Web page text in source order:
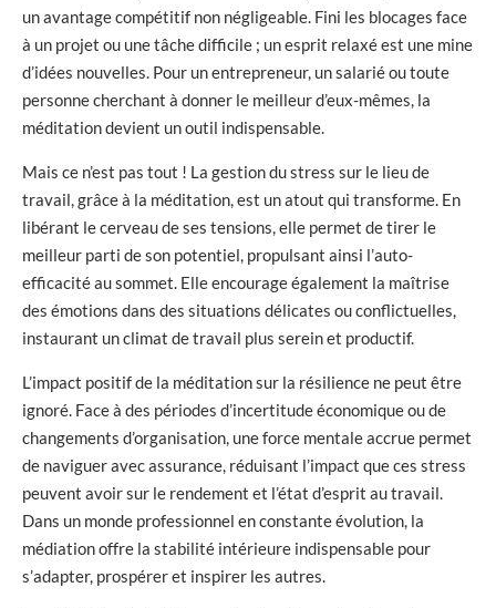
un avantage compétitif non négligeable. Fini les blocages face
à un projet ou une tâche difficile ; un esprit relaxé est une mine
d’idées nouvelles. Pour un entrepreneur, un salarié ou toute
personne cherchant à donner le meilleur d’eux-mêmes, la
méditation devient un outil indispensable.
Mais ce n’est pas tout ! La gestion du stress sur le lieu de
travail, grâce à la méditation, est un atout qui transforme. En
libérant le cerveau de ses tensions, elle permet de tirer le
meilleur parti de son potentiel, propulsant ainsi l’auto-
efficacité au sommet. Elle encourage également la maîtrise
des émotions dans des situations délicates ou conflictuelles,
instaurant un climat de travail plus serein et productif.
L’impact positif de la méditation sur la résilience ne peut être
ignoré. Face à des périodes d’incertitude économique ou de
changements d’organisation, une force mentale accrue permet
de naviguer avec assurance, réduisant l’impact que ces stress
peuvent avoir sur le rendement et l’état d’esprit au travail.
Dans un monde professionnel en constante évolution, la
médiation offre la stabilité intérieure indispensable pour
s’adapter, prospérer et inspirer les autres.